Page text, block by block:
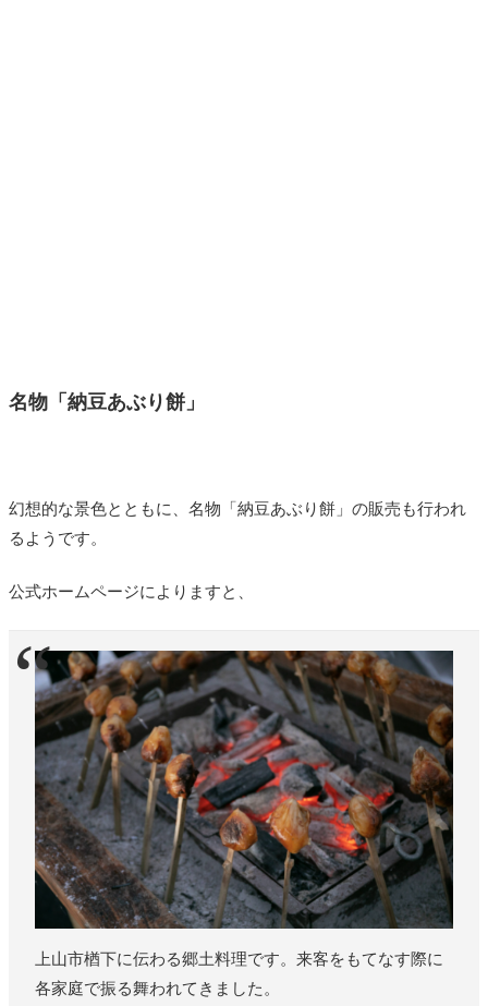
名物「納豆あぶり餅」
幻想的な景色とともに、名物「納豆あぶり餅」の販売も行われ
るようです。
公式ホームページによりますと、
上山市楢下に伝わる郷土料理です。来客をもてなす際に
各家庭で振る舞われてきました。